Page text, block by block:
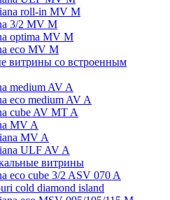
roll-in MV M
3/2 MV M
optima MV M
eco MV M
витрины со встроенным
medium AV A
eco medium AV A
cube AV MT A
MV A
MV A
ULF AV A
витрины
eco cube 3/2 ASV 070 A
cold diamond island